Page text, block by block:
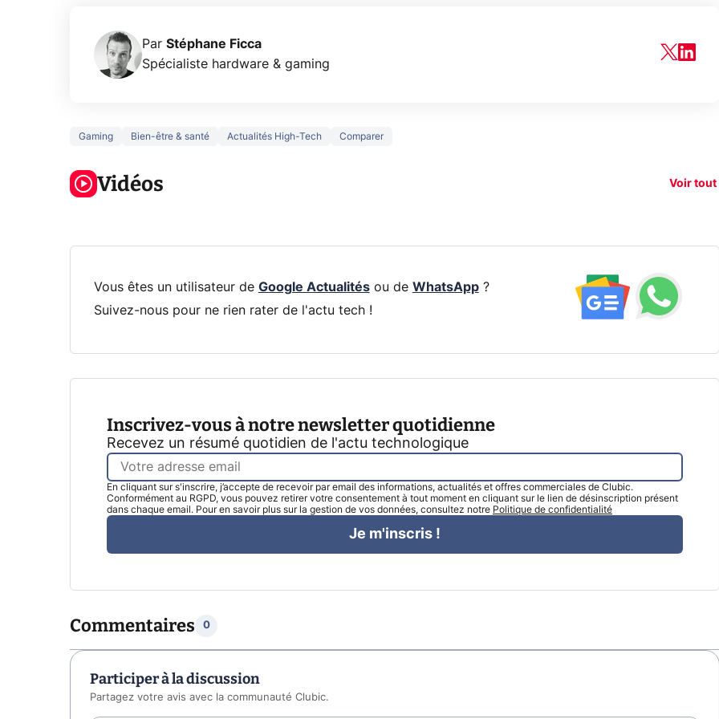
Par Stéphane Ficca
Spécialiste hardware & gaming
Gaming Bien-être & santé Actualités High-Tech Comparer
Vidéos Voir tout
5 générations
la prochaine
Xbox !
Ce que vous
Vous êtes un utilisateur de Google Actualitésou de WhatsApp?
Suivez-nous pour ne rien rater de l'actu tech !
Inscrivez-vous à notre newsletter quotidienne
Recevez un résumé quotidien de l'actu technologique
En cliquant sur s'inscrire, j’accepte de recevoir par email des informations, actualités et offres commerciales de Clubic.
Conformément au RGPD, vous pouvez retirer votre consentement à tout moment en cliquant sur le lien de désinscription présent
dans chaque email. Pour en savoir plus sur la gestion de vos données, consultez notre Politique de confidentialité
Je m'inscris !
Commentaires 0
Participer à la discussion
Partagez votre avis avec la communauté Clubic.